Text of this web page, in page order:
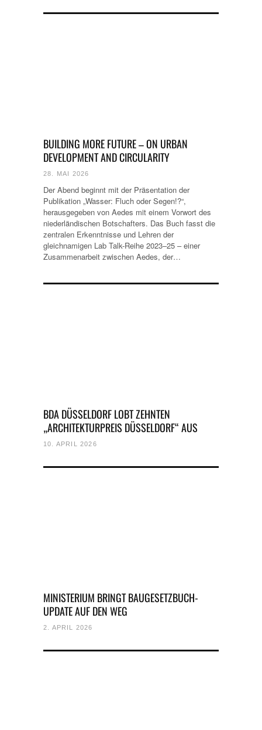
BUILDING MORE FUTURE – ON URBAN
DEVELOPMENT AND CIRCULARITY
28. MAI 2026
Der Abend beginnt mit der Präsentation der
Publikation „Wasser: Fluch oder Segen!?“,
herausgegeben von Aedes mit einem Vorwort des
niederländischen Botschafters. Das Buch fasst die
zentralen Erkenntnisse und Lehren der
gleichnamigen Lab Talk-Reihe 2023–25 – einer
Zusammenarbeit zwischen Aedes, der…
BDA DÜSSELDORF LOBT ZEHNTEN
„ARCHITEKTURPREIS DÜSSELDORF“ AUS
10. APRIL 2026
MINISTERIUM BRINGT BAUGESETZBUCH-
UPDATE AUF DEN WEG
2. APRIL 2026